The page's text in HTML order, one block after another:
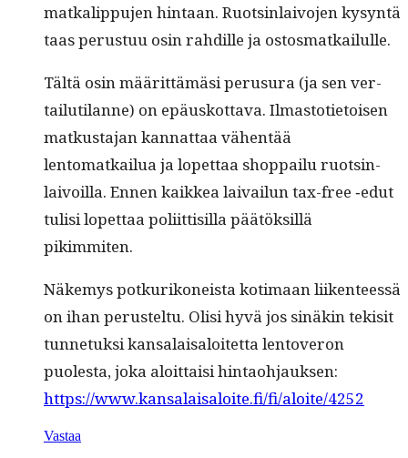
matkalip­pu­jen hin­taan. Ruotsin­laivo­jen kysyn­tä
taas perus­tuu osin rahdille ja ostosmatkailulle.
Tältä osin määrit­tämäsi perusura (ja sen ver­
tailu­ti­lanne) on epäuskot­ta­va. Ilmas­toti­etoisen
matkus­ta­jan kan­nat­taa vähen­tää
lentomatkailua ja lopet­taa shop­pailu ruotsin­
laivoil­la. Ennen kaikkea laivailun tax-free ‑edut
tulisi lopet­taa poli­it­tisil­la päätök­sil­lä
pikimmiten.
Näke­mys potkurikoneista koti­maan liiken­teessä
on ihan perustel­tu. Olisi hyvä jos sinäkin tek­isit
tun­netuk­si kansalaisa­loitet­ta lentoveron
puoles­ta, joka aloit­taisi hin­tao­h­jauk­sen:
https://www.kansalaisaloite.fi/fi/aloite/4252
Vastaa